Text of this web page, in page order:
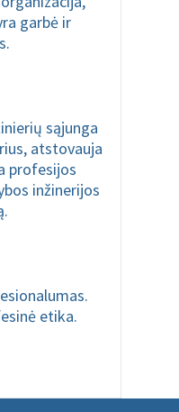
garbė ir
sąjunga
atstovauja
profesijos
inžinerijos
etika.